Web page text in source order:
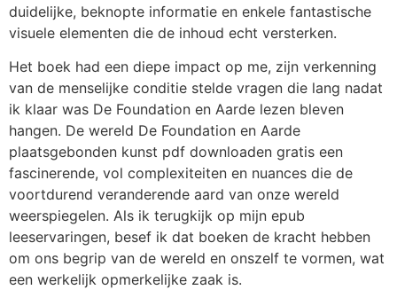
duidelijke, beknopte informatie en enkele fantastische
visuele elementen die de inhoud echt versterken.
Het boek had een diepe impact op me, zijn verkenning
van de menselijke conditie stelde vragen die lang nadat
ik klaar was De Foundation en Aarde lezen bleven
hangen. De wereld De Foundation en Aarde
plaatsgebonden kunst pdf downloaden gratis een
fascinerende, vol complexiteiten en nuances die de
voortdurend veranderende aard van onze wereld
weerspiegelen. Als ik terugkijk op mijn epub
leeservaringen, besef ik dat boeken de kracht hebben
om ons begrip van de wereld en onszelf te vormen, wat
een werkelijk opmerkelijke zaak is.